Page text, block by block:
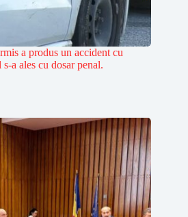
a produs un accident cu
a ales cu dosar penal.